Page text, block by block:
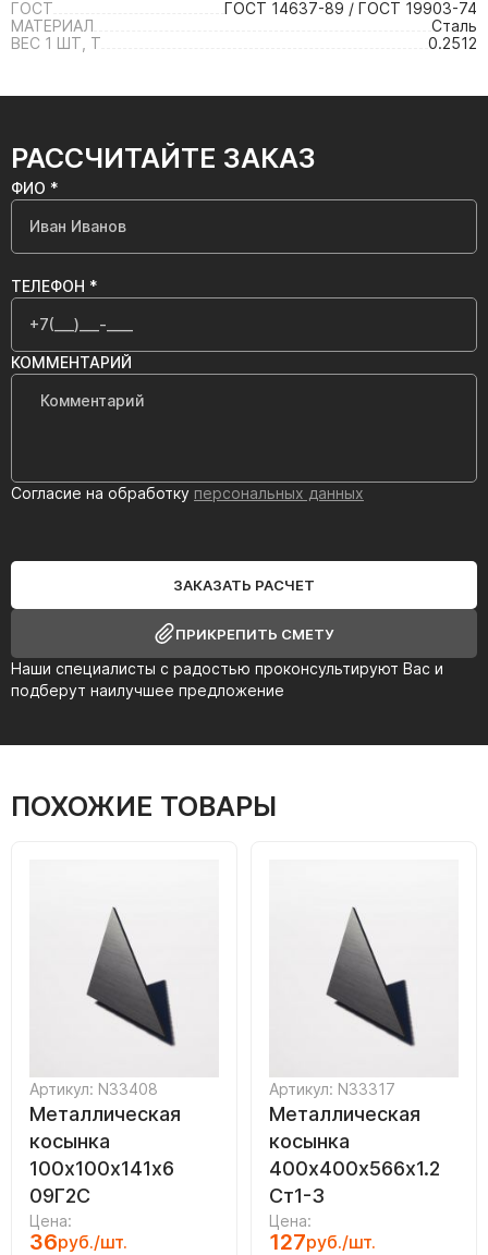
ГОСТ
ГОСТ 14637-89 / ГОСТ 19903-74
МАТЕРИАЛ
Сталь
ВЕС 1 ШТ, Т
0.2512
РАССЧИТАЙТЕ ЗАКАЗ
Наши специалисты с радостью проконсультируют Вас и
подберут наилучшее предложение
ФИО *
ТЕЛЕФОН *
КОММЕНТАРИЙ
Согласие на обработку персональных данных
ЗАКАЗАТЬ РАСЧЕТ
ПРИКРЕПИТЬ СМЕТУ
ПОХОЖИЕ ТОВАРЫ
Артикул: N33408
Металлическая
косынка
100х100х141х6
09Г2С
Цена:
36руб./шт.
Артикул: N33317
Металлическая
косынка
400х400х566х1.2
Ст1-3
Цена:
127руб./шт.